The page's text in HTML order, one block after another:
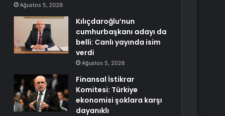
Ağustos 5, 2026
Kılıçdaroğlu’nun
cumhurbaşkanı adayı da
belli: Canlı yayında isim
verdi
Ağustos 5, 2026
Finansal İstikrar
Komitesi: Türkiye
ekonomisi şoklara karşı
dayanıklı